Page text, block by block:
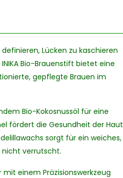
Lücken zu kaschieren
Bio-Brauenstift bietet eine
gepflegte Brauen im
Bio-Kokosnussöl für eine
fördert die Gesundheit der Haut
sorgt für ein weiches,
nicht verrutscht.
einem Präzisionswerkzeug